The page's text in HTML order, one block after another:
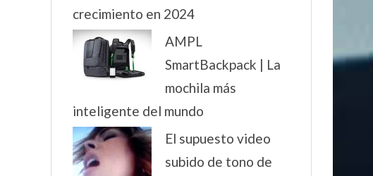
crecimiento en 2024
AMPL
SmartBackpack | La
mochila más
inteligente del mundo
El supuesto video
subido de tono de